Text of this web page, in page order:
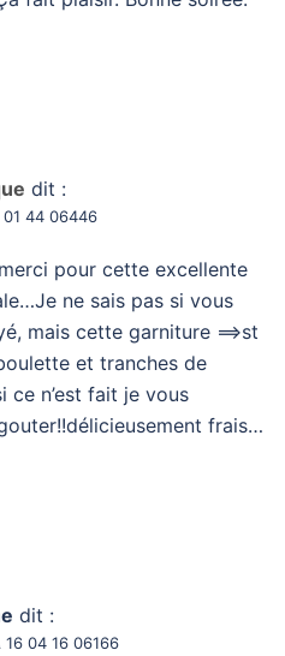
dit :
01 44 06446
pour cette excellente
ne sais pas si vous
mais cette garniture ==>st
et tranches de
ce n’est fait je vous
frais…
dit :
16 04 16 06166